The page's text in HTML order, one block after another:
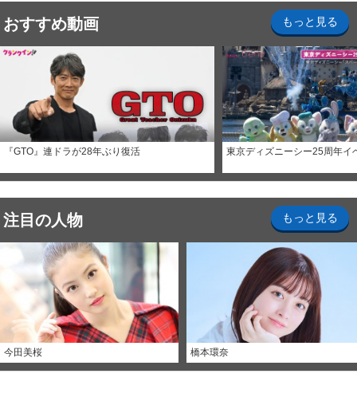
おすすめ動画 もっと見る
『GTO』連ドラが28年ぶり復活 東京ディズニーシー25周年イ
注目の人物 もっと見る
今田美桜 橋本環奈